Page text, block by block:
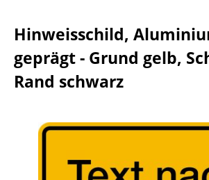
Hinweisschild,
geprägt - Grund gelb,
Rand schwarz